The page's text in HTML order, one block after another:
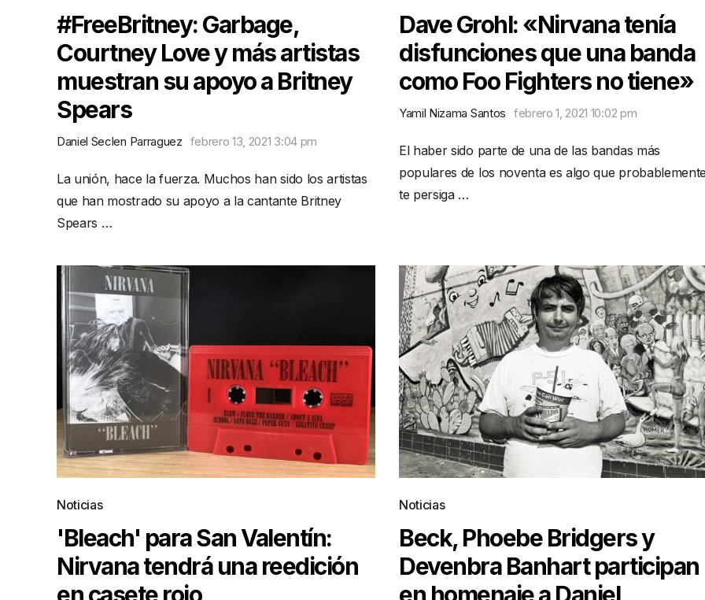
#FreeBritney: Garbage,
Courtney Love y más artistas
muestran su apoyo a Britney
Spears
Daniel Seclen Parraguez febrero 13, 2021 3:04 pm
La unión, hace la fuerza. Muchos han sido los artistas
que han mostrado su apoyo a la cantante Britney
Spears …
Dave Grohl: «Nirvana tenía
disfunciones que una banda
como Foo Fighters no tiene»
Yamil Nizama Santos febrero 1, 2021 10:02 pm
El haber sido parte de una de las bandas más
populares de los noventa es algo que
te persiga …
Noticias
'Bleach' para San Valentín:
Nirvana tendrá una reedición
Noticias
Beck, Phoebe Bridgers y
Devenbra Banhart participan